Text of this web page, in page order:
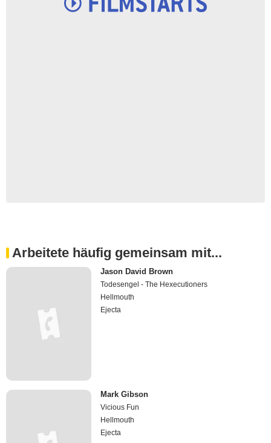
Arbeitete häufig gemeinsam mit...
Jason David Brown
Todesengel - The Hexecutioners
Hellmouth
Ejecta
Mark Gibson
Vicious Fun
Hellmouth
Ejecta